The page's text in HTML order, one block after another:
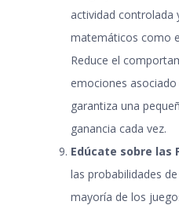
actividad controlada
matemáticos como
Reduce el
emociones
garantiza una
ganancia cada vez.
Edúcate sobre las
las probabilidades
mayoría de los